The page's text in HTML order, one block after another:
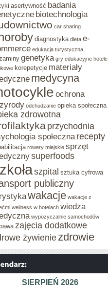
asertywność badania
biotechnologia
car sharing
diagnostyka dieta e-
edukacja turystyczna
genetyka gry edukacyjne hotele
korepetycje materiały
medycyna
ochrona
odchudzanie opieka społeczna
zdrowotna
przychodnia
społeczna recepty
rowery miejskie sprzęt
superfoods
szpital sztuka cyfrowa
publiczny
wakacje wakacje z
wellness w hotelach wiedza
wypożyczalnie samochodów
zajęcia dodatkowe
żywieniezdrowie
SIERPIEŃ 2026